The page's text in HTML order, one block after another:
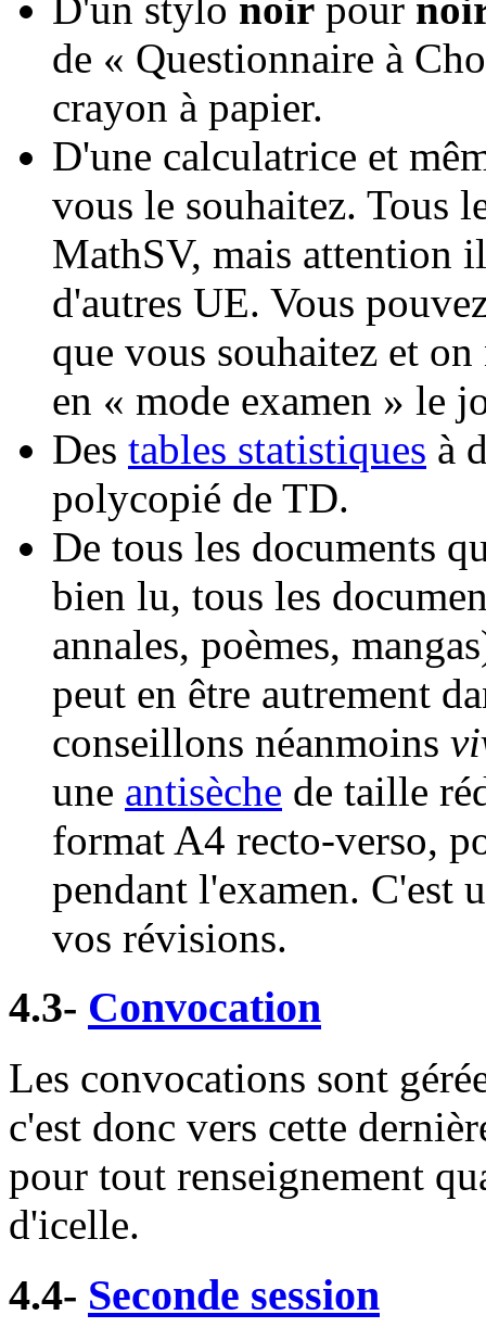
de « Questionnaire à
crayon à papier.
D'une calculatrice et
vous le souhaitez. Tous
MathSV, mais attention
d'autres UE. Vous
que vous souhaitez et on
en « mode examen » le
Des tables statistiques à
polycopié de TD.
De tous les documents
bien lu, tous les
annales, poèmes,
peut en être autrement
conseillons néanmoins
une antisèche de taille
format A4 recto-verso,
pendant l'examen. C'est
vos révisions.
4.3- Convocation
Les convocations sont
c'est donc vers cette
pour tout renseignement
d'icelle.
4.4- Seconde session